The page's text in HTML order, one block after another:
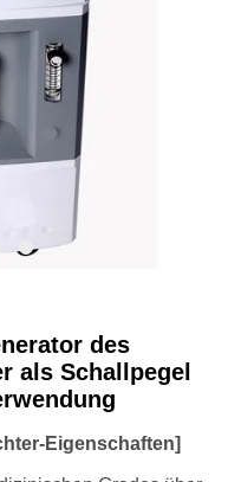
des
als Schallpegel
Eigenschaften]